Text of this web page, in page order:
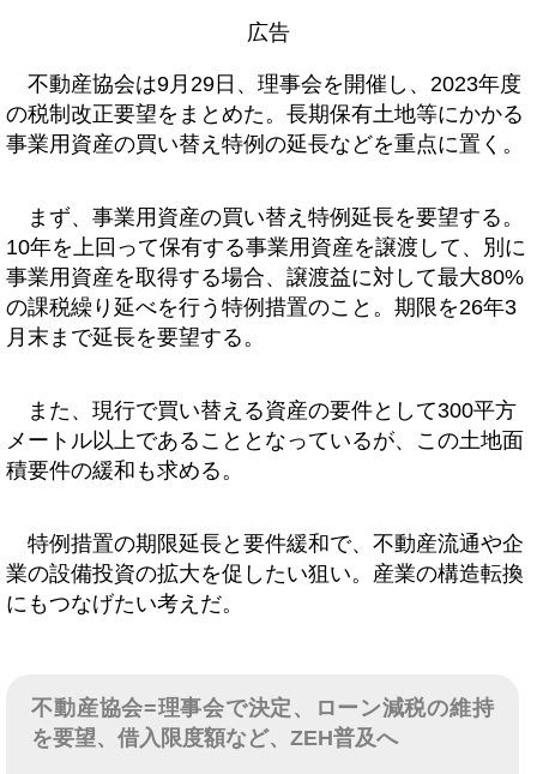
広告
不動産協会は9月29日、理事会を開催し、2023年度
の税制改正要望をまとめた。長期保有土地等にかかる
事業用資産の買い替え特例の延長などを重点に置く。
まず、事業用資産の買い替え特例延長を要望する。
10年を上回って保有する事業用資産を譲渡して、別に
事業用資産を取得する場合、譲渡益に対して最大80%
の課税繰り延べを行う特例措置のこと。期限を26年3
月末まで延長を要望する。
また、現行で買い替える資産の要件として300平方
メートル以上であることとなっているが、この土地面
積要件の緩和も求める。
特例措置の期限延長と要件緩和で、不動産流通や企
業の設備投資の拡大を促したい狙い。産業の構造転換
にもつなげたい考えだ。
不動産協会=理事会で決定、ローン減税の維持
を要望、借入限度額など、ZEH普及へ